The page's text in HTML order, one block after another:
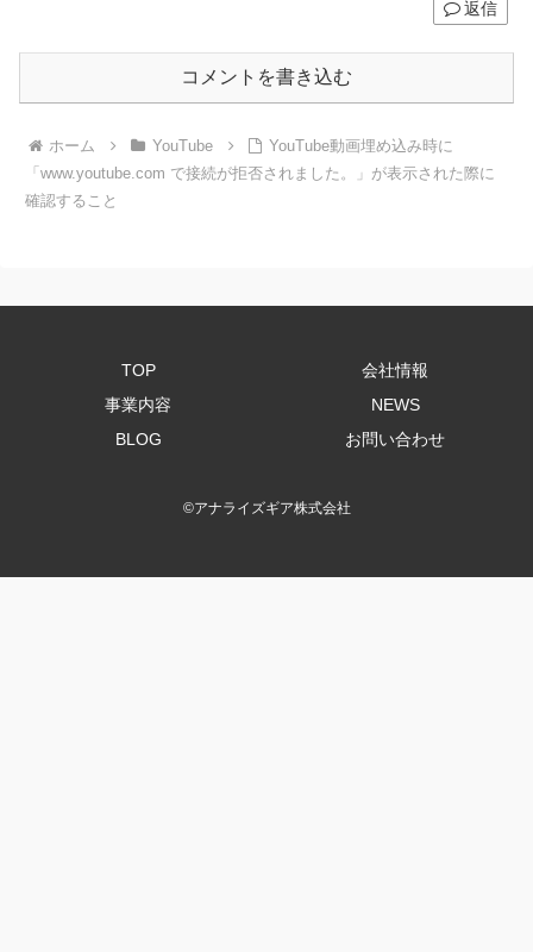
返信
コメントを書き込む
ホーム YouTube
YouTube動画埋め込み時に
「www.youtube.com で接続が拒否されました。」が表示された際に
確認すること
TOP
会社情報
事業内容
NEWS
BLOG
お問い合わせ
©アナライズギア株式会社